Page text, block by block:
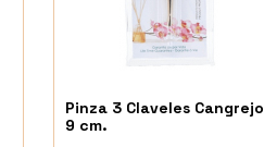
Pinza 3 Claveles Cangrejo
9 cm.